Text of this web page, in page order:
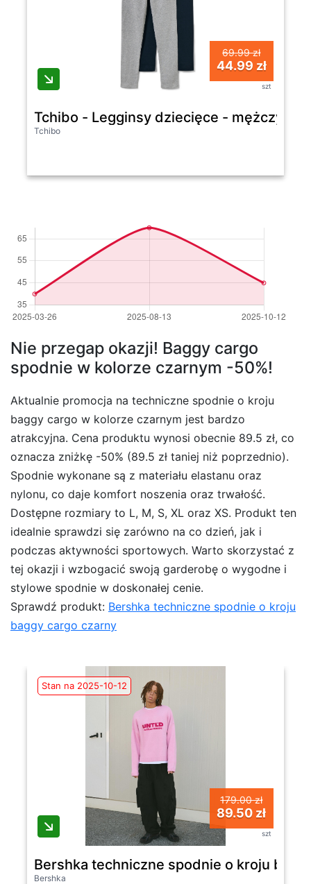
69.99 zł
44.99 zł
szt
Tchibo - Legginsy dziecięce -
Tchibo
Nie przegap okazji! Baggy cargo
spodnie w kolorze czarnym -50%!
Aktualnie promocja na techniczne spodnie o kroju
baggy cargo w kolorze czarnym jest bardzo
atrakcyjna. Cena produktu wynosi obecnie 89.5 zł, co
oznacza zniżkę -50% (89.5 zł taniej niż poprzednio).
Spodnie wykonane są z materiału elastanu oraz
nylonu, co daje komfort noszenia oraz trwałość.
Dostępne rozmiary to L, M, S, XL oraz XS. Produkt ten
idealnie sprawdzi się zarówno na co dzień, jak i
podczas aktywności sportowych. Warto skorzystać z
tej okazji i wzbogacić swoją garderobę o wygodne i
stylowe spodnie w doskonałej cenie.
Sprawdź produkt: Bershka techniczne spodnie o kroju
baggy cargo czarny
Stan na 2025-10-12
179.00 zł
89.50 zł
szt
Bershka techniczne spodnie o kroju
Bershka